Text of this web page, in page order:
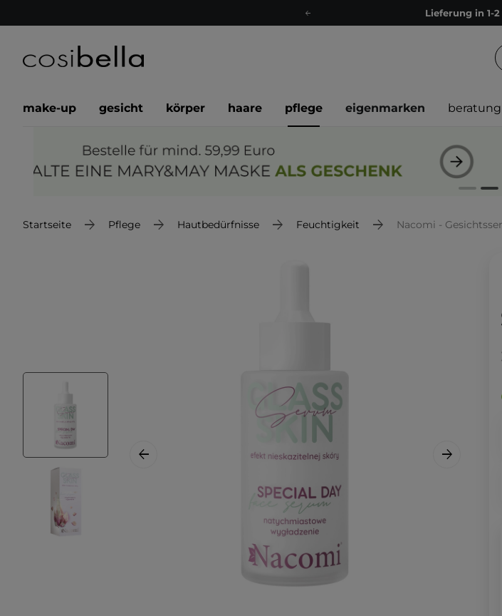
Lieferung in 1-2
Kostenloser
Versand nach
Lieferung in 1-2
Empfehle uns weiter und
make-up gesicht körper haare pflege eigenmarken beratung
Startseite Pflege Hautbedürfnisse Feuchtigkeit Nacomi -